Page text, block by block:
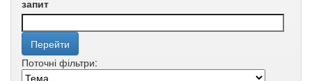
запит
Поточні фільтри: